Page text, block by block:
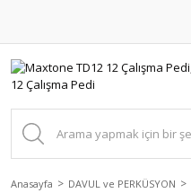
Anasayfa DAVUL ve PERKÜSYON